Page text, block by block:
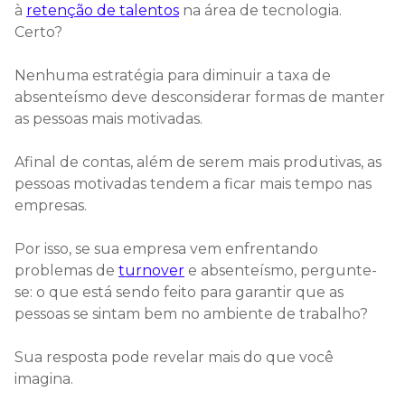
à retenção de talentos na área de tecnologia.
Certo?
Nenhuma estratégia para diminuir a taxa de
absenteísmo deve desconsiderar formas de manter
as pessoas mais motivadas.
Afinal de contas, além de serem mais produtivas, as
pessoas motivadas tendem a ficar mais tempo nas
empresas.
Por isso, se sua empresa vem enfrentando
problemas de turnover e absenteísmo, pergunte-
se: o que está sendo feito para garantir que as
pessoas se sintam bem no ambiente de trabalho?
Sua resposta pode revelar mais do que você
imagina.